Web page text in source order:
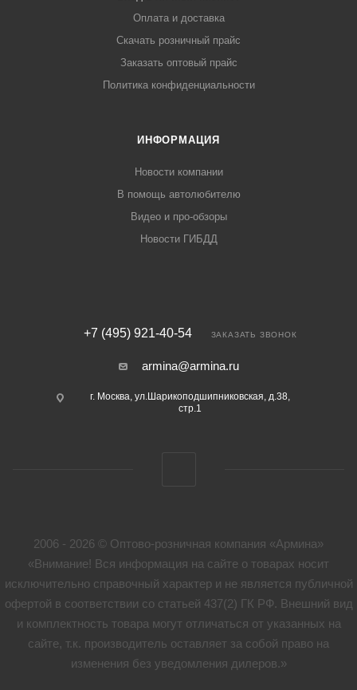
Оплата и доставка
Скачать розничный прайс
Заказать оптовый прайс
Политика конфиденциальности
ИНФОРМАЦИЯ
Новости компании
В помощь автолюбителю
Видео и про-обзоры
Новости ГИБДД
+7 (495) 921-40-54 ЗАКАЗАТЬ ЗВОНОК
armina@armina.ru
г. Москва, ул.Шарикоподшипниковская, д.38,
стр.1
2006 - 2026 © Оптово-розничная компания «Армина»
«Внимание! Вся информация на сайте о товарах носит
исключительно справочный характер и не является публичной
офертой в соответствии со статьей 437(2) ГК РФ. Внешний вид
и комплектность товара могут отличаться от указанных на
сайте, т.к. производитель оставляет за собой право на
изменения без уведомления дилеров.»